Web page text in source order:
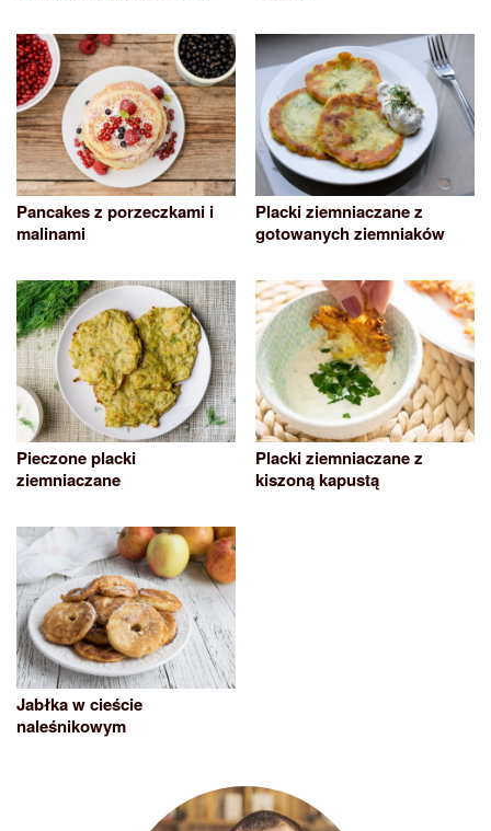
Pancakes z porzeczkami i
malinami
Placki ziemniaczane z
gotowanych ziemniaków
Pieczone placki
ziemniaczane
Placki ziemniaczane z
kiszoną kapustą
Jabłka w cieście
naleśnikowym